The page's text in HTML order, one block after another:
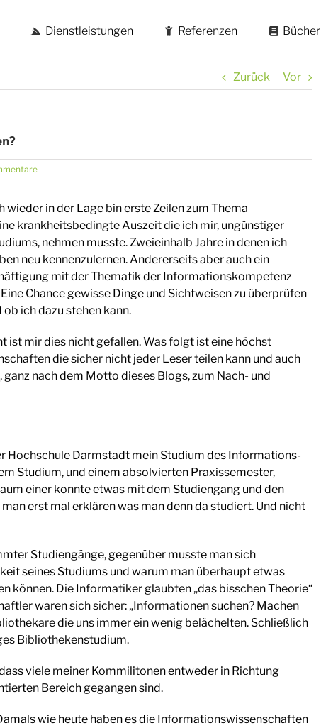
Dienstleistungen Referenzen Bücher
Zurück Vor
wieder in der Lage bin erste Zeilen zum Thema
krankheitsbedingte Auszeit die ich mir, ungünstiger
nehmen musste. Zweieinhalb Jahre in denen ich
neu kennenzulernen. Andererseits aber auch ein
mit der Thematik der Informationskompetenz
Chance gewisse Dinge und Sichtweisen zu überprüfen
ich dazu stehen kann.
ist mir dies nicht gefallen. Was folgt ist eine höchst
die sicher nicht jeder Leser teilen kann und auch
nach dem Motto dieses Blogs, zum Nach- und
Hochschule Darmstadt mein Studium des Informations-
Studium, und einem absolvierten Praxissemester,
einer konnte etwas mit dem Studiengang und den
erst mal erklären was man denn da studiert. Und nicht
Studiengänge, gegenüber musste man sich
seines Studiums und warum man überhaupt etwas
können. Die Informatiker glaubten „das bisschen Theorie“
waren sich sicher: „Informationen suchen? Machen
die uns immer ein wenig belächelten. Schließlich
Bibliothekenstudium.
viele meiner Kommilitonen entweder in Richtung
Bereich gegangen sind.
wie heute haben es die Informationswissenschaften